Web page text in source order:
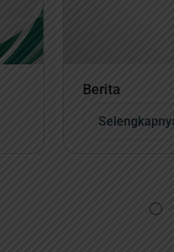
Berita
Selengkapnya